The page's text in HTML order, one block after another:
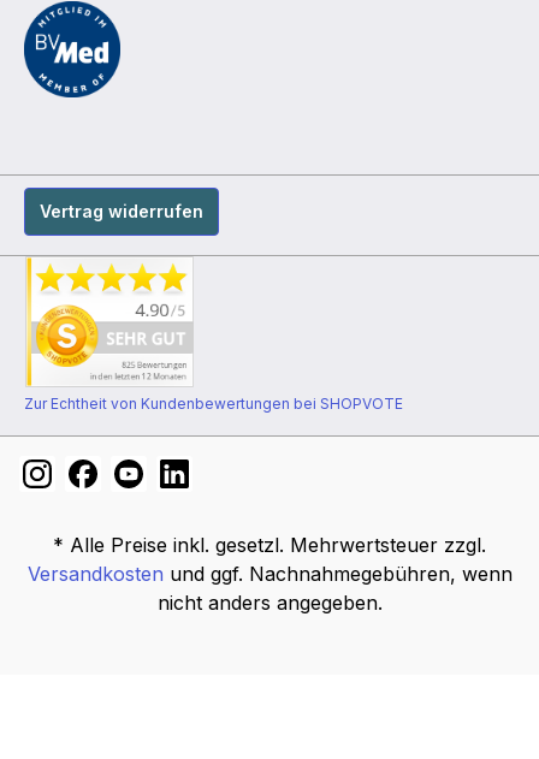
Vertrag widerrufen
Zur Echtheit von Kundenbewertungen bei SHOPVOTE
* Alle Preise inkl. gesetzl. Mehrwertsteuer zzgl.
Versandkosten und ggf. Nachnahmegebühren, wenn
nicht anders angegeben.